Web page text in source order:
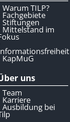
Warum TILP?
Fachgebiete
Stiftungen
Mittelstand im
KapMuG
uns
Team
Karriere
Ausbildung bei